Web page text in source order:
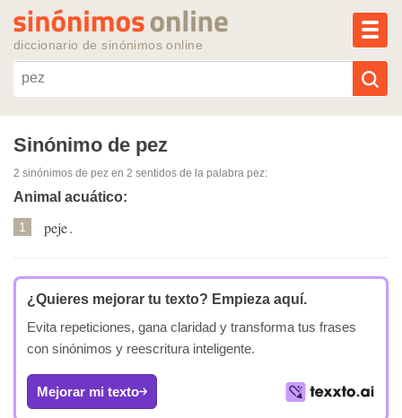
diccionario de sinónimos online
Sinónimos populares
Temas recientes
Sinónimo de pez
2 sinónimos de pez en 2 sentidos de la palabra pez:
Animal acuático:
1 peje.
¿Quieres mejorar tu texto? Empieza aquí.
Evita repeticiones, gana claridad y transforma tus frases
con sinónimos y reescritura inteligente.
Mejorar mi texto